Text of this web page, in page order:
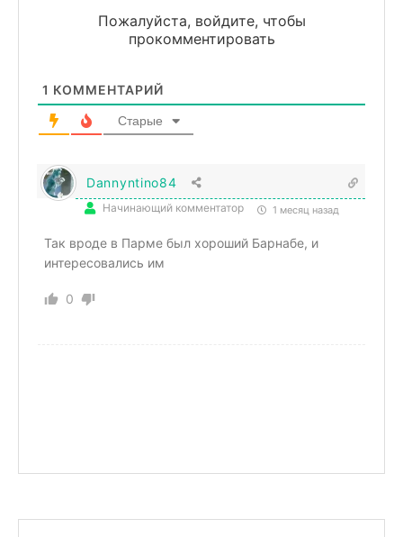
Пожалуйста, войдите, чтобы
прокомментировать
1 КОММЕНТАРИЙ
Старые
Dannyntino84
Начинающий комментатор 1 месяц назад
Так вроде в Парме был хороший Барнабе, и
интересовались им
0